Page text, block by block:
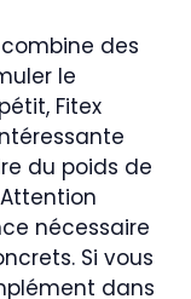
des
le
Fitex
du poids de
nécessaire
Si vous
dans